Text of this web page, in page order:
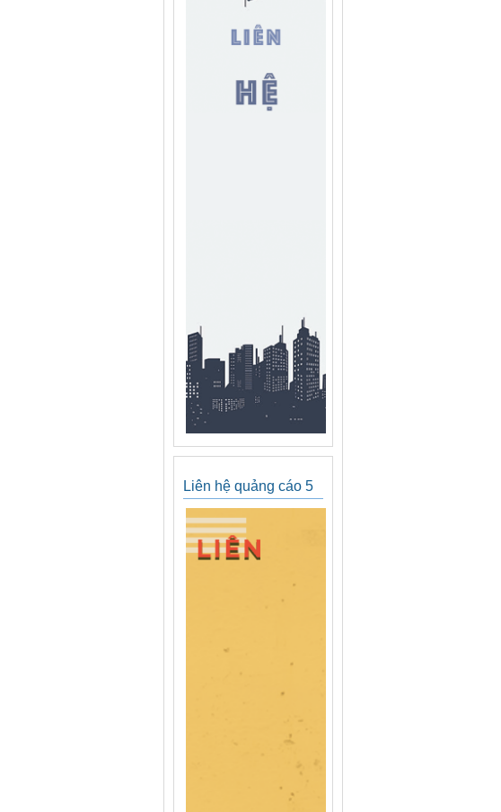
Liên hệ quảng cáo 5